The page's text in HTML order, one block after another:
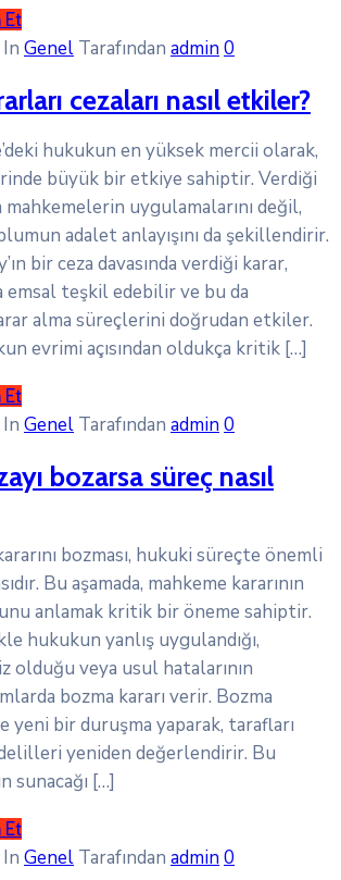
Et
Genel Tarafından admin0
cezaları nasıl etkiler?
hukukun en yüksek mercii olarak,
büyük bir etkiye sahiptir. Verdiği
mahkemelerin uygulamalarını değil,
adalet anlayışını da şekillendirir.
bir ceza davasında verdiği karar,
emsal teşkil edebilir ve bu da
alma süreçlerini doğrudan etkiler.
evrimi açısından oldukça kritik […]
Et
Genel Tarafından admin0
bozarsa süreç nasıl
bozması, hukuki süreçte önemli
Bu aşamada, mahkeme kararının
anlamak kritik bir öneme sahiptir.
hukukun yanlış uygulandığı,
veya usul hatalarının
bozma kararı verir. Bozma
yeni bir duruşma yaparak, tarafları
yeniden değerlendirir. Bu
sunacağı […]
Et
Genel Tarafından admin0